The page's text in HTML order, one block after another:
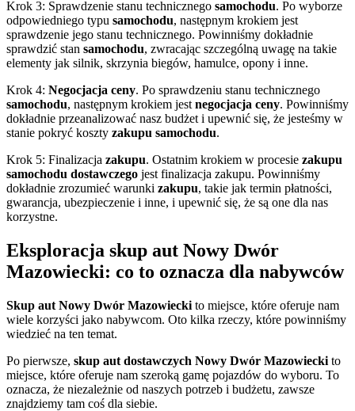
Krok 3: Sprawdzenie stanu technicznego samochodu. Po wyborze
odpowiedniego typu samochodu, następnym krokiem jest
sprawdzenie jego stanu technicznego. Powinniśmy dokładnie
sprawdzić stan samochodu, zwracając szczególną uwagę na takie
elementy jak silnik, skrzynia biegów, hamulce, opony i inne.
Krok 4: Negocjacja ceny. Po sprawdzeniu stanu technicznego
samochodu, następnym krokiem jest negocjacja ceny. Powinniśmy
dokładnie przeanalizować nasz budżet i upewnić się, że jesteśmy w
stanie pokryć koszty zakupu samochodu.
Krok 5: Finalizacja zakupu. Ostatnim krokiem w procesie zakupu
samochodu dostawczego jest finalizacja zakupu. Powinniśmy
dokładnie zrozumieć warunki zakupu, takie jak termin płatności,
gwarancja, ubezpieczenie i inne, i upewnić się, że są one dla nas
korzystne.
Eksploracja skup aut Nowy Dwór
Mazowiecki: co to oznacza dla nabywców
Skup aut Nowy Dwór Mazowiecki to miejsce, które oferuje nam
wiele korzyści jako nabywcom. Oto kilka rzeczy, które powinniśmy
wiedzieć na ten temat.
Po pierwsze, skup aut dostawczych Nowy Dwór Mazowiecki to
miejsce, które oferuje nam szeroką gamę pojazdów do wyboru. To
oznacza, że niezależnie od naszych potrzeb i budżetu, zawsze
znajdziemy tam coś dla siebie.